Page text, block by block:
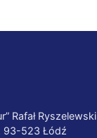
Rafał Ryszelewski
93-523 Łódź